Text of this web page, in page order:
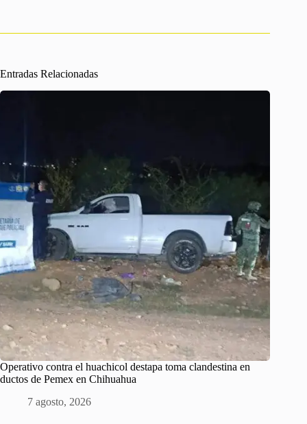
Entradas Relacionadas
Operativo contra el huachicol destapa toma clandestina en
ductos de Pemex en Chihuahua
7 agosto, 2026